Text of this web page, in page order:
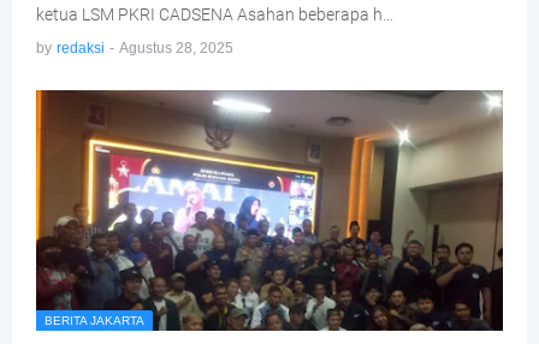
ketua LSM PKRI CADSENA Asahan beberapa h…
by redaksi - Agustus 28, 2025
BERITA JAKARTA